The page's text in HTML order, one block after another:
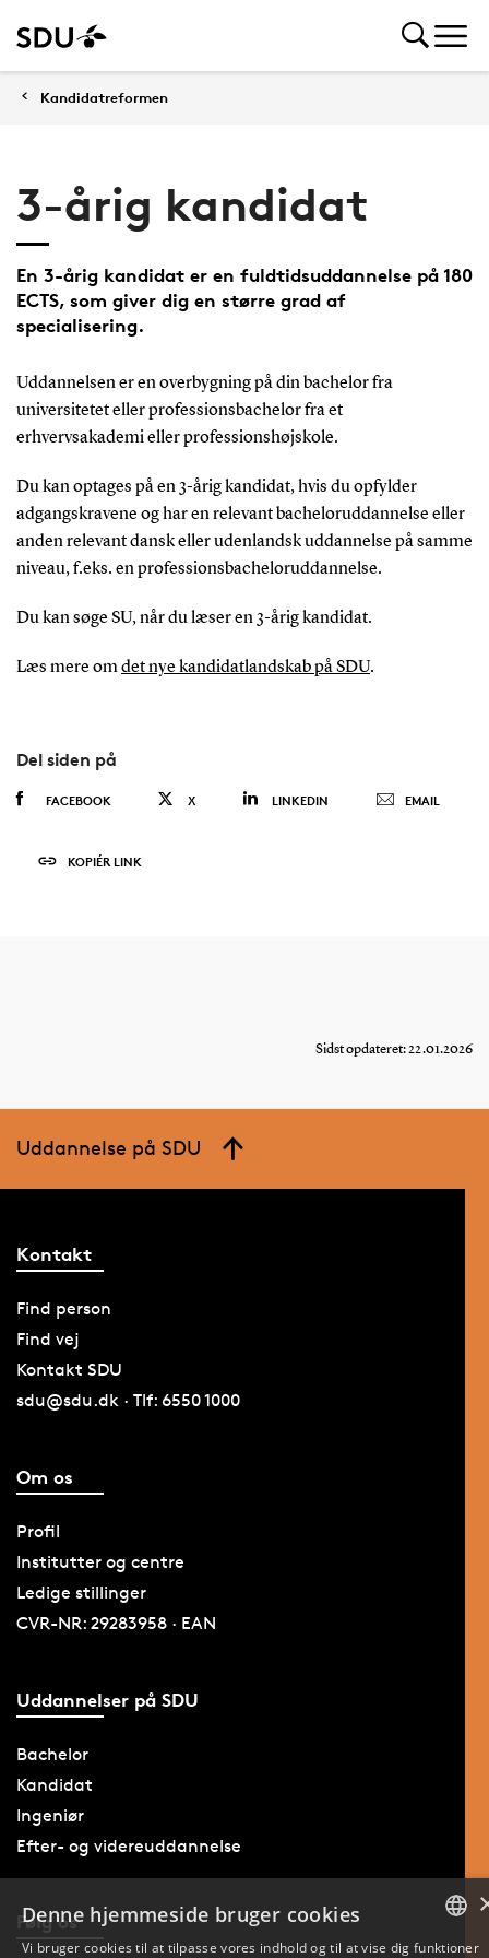
Kandidatreformen
3-årig kandidat
En 3-årig kandidat er en fuldtidsuddannelse på 180
ECTS, som giver dig en større grad af
specialisering.
Uddannelsen er en overbygning på din bachelor fra
universitetet eller professionsbachelor fra et
erhvervsakademi eller professionshøjskole.
Du kan optages på en 3-årig kandidat, hvis du opfylder
adgangskravene og har en relevant bacheloruddannelse eller
anden relevant dansk eller udenlandsk uddannelse på samme
niveau, f.eks. en professionsbacheloruddannelse.
Du kan søge SU, når du læser en 3-årig kandidat.
Læs mere omdet nye kandidatlandskab på SDU.
Del siden på
FACEBOOK X LINKEDIN EMAIL
KOPIÉR LINK
Sidst opdateret: 22.01.2026
Uddannelse på SDU
Kontakt
Find person
Find vej
Kontakt SDU
sdu@sdu.dk · Tlf: 6550 1000
Om os
Profil
Institutter og centre
Ledige stillinger
CVR-NR: 29283958 · EAN
Uddannelser på SDU
Bachelor
Kandidat
Ingeniør
Efter- og videreuddannelse
Følg os
Denne hjemmeside bruger cookies
Vi bruger cookies til at tilpasse vores indhold og til at vise dig funktioner